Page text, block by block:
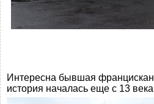
Интересна бывшая
история началась еще с 13